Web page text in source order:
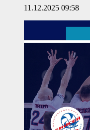
11.12.2025 09:58